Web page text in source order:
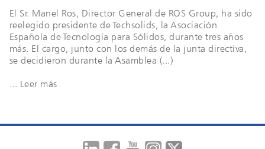
El Sr. Manel Ros, Director General de ROS Group, ha sido
reelegido presidente de Techsolids, la Asociación
Española de Tecnología para Sólidos, durante tres años
más. El cargo, junto con los demás de la junta directiva,
se decidieron durante la Asamblea (...)
... Leer más